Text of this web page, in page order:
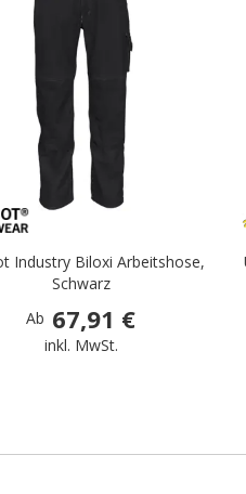
Industry Biloxi Arbeitshose,
Schwarz
Ab 67,91 €
inkl. MwSt.